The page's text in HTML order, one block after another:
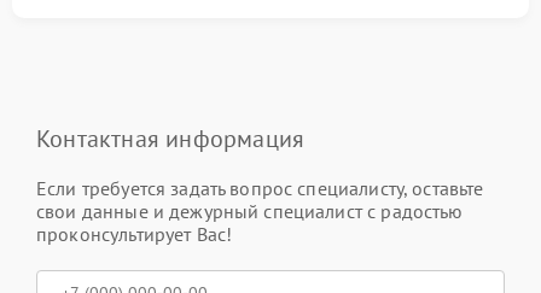
Контактная информация
Если требуется задать вопрос специалисту, оставьте
свои данные и дежурный специалист с радостью
проконсультирует Вас!